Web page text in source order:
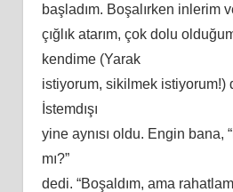
başladım. Boşalırken inlerim
çığlık atarım, çok dolu
kendime (Yarak
istiyorum, sikilmek istiyorum!)
İstemdışı
yine aynısı oldu. Engin bana,
mı?”
dedi. “Boşaldım, ama